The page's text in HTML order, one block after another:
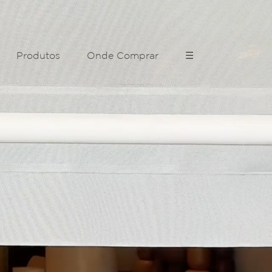
Produtos Onde Comprar ☰